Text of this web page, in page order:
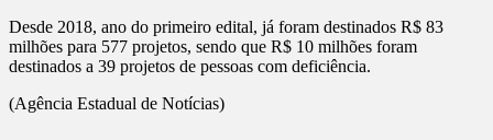
Desde 2018, ano do primeiro edital, já foram destinados R$ 83
milhões para 577 projetos, sendo que R$ 10 milhões foram
destinados a 39 projetos de pessoas com deficiência.
(Agência Estadual de Notícias)